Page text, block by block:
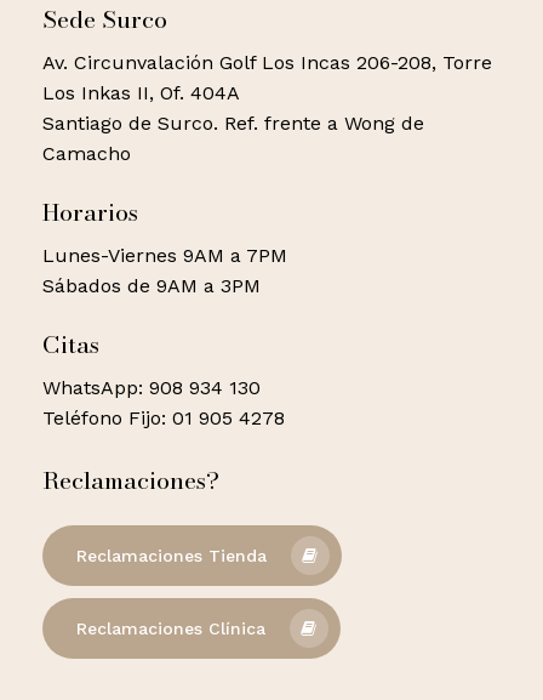
Sede Surco
Av. Circunvalación Golf Los Incas 206-208, Torre
Los Inkas II, Of. 404A
Santiago de Surco. Ref. frente a Wong de
Camacho
Horarios
Lunes-Viernes 9AM a 7PM
Sábados de 9AM a 3PM
Citas
WhatsApp: 908 934 130
Teléfono Fijo: 01 905 4278
Reclamaciones?
Reclamaciones Tienda
Reclamaciones Clínica